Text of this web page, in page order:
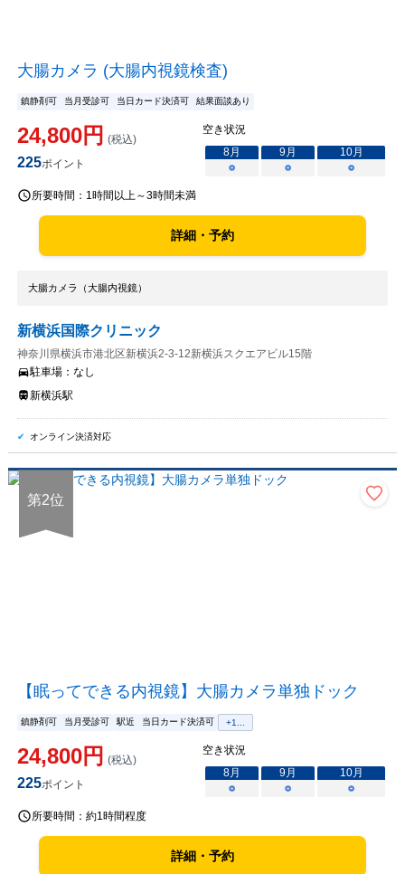
大腸カメラ (大腸内視鏡検査)
鎮静剤可 当月受診可 当日カード決済可 結果面談あり
24,800円 (税込)
225ポイント
空き状況
8月 9月 10月
○
○ ○
所要時間： 1時間以上～3時間未満
詳細・予約
大腸カメラ（大腸内視鏡）
新横浜国際クリニック
神奈川県横浜市港北区新横浜2-3-12新横浜スクエアビル15階
駐車場： なし
新横浜駅
オンライン決済対応
第2位
【眠ってできる内視鏡】大腸カメラ単独ドック
鎮静剤可 当月受診可 駅近 当日カード決済可 +1...
24,800円 (税込)
225ポイント
空き状況
8月 9月 10月
○
○ ○
所要時間： 約1時間程度
詳細・予約